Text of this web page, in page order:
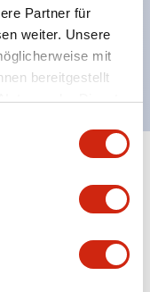
Partner für
weiter. Unsere
mit
bereitgestellt
der Dienste
Φ22 Flash-
illuminated